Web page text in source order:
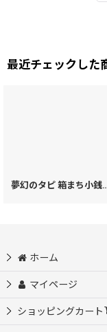
最近チェックした
夢幻のタピ 箱
ホーム
マイページ
ショッピングカート